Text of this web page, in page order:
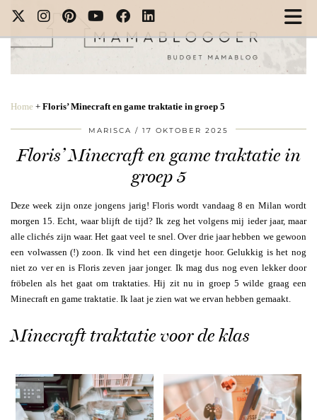
Home + Floris’ Minecraft en game traktatie in groep 5
MARISCA 17 OKTOBER 2025
Floris’ Minecraft en game traktatie in
groep 5
Deze week zijn onze jongens jarig! Floris wordt vandaag 8 en Milan wordt
morgen 15. Echt, waar blijft de tijd? Ik zeg het volgens mij ieder jaar, maar
alle clichés zijn waar. Het gaat veel te snel. Over drie jaar hebben we gewoon
een volwassen (!) zoon. Ik vind het een dingetje hoor. Gelukkig is het nog
niet zo ver en is Floris zeven jaar jonger. Ik mag dus nog even lekker door
fröbelen als het gaat om traktaties. Hij zit nu in groep 5 wilde graag een
Minecraft en game traktatie. Ik laat je zien wat we ervan hebben gemaakt.
Minecraft traktatie voor de klas